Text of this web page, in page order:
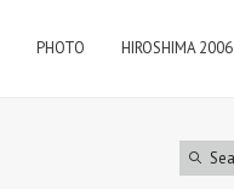
PHOTO HIROSHIMA 2006